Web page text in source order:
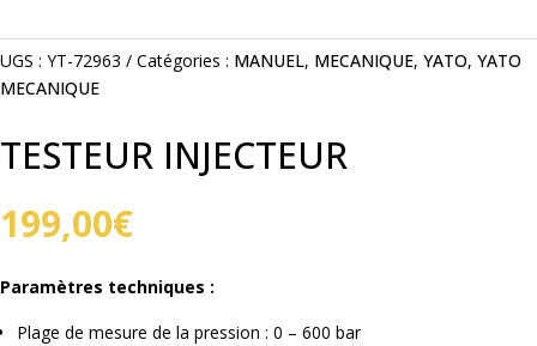
UGS : YT-72963 Catégories : MANUEL, MECANIQUE, YATO, YATO
MECANIQUE
TESTEUR INJECTEUR
199,00€
Paramètres techniques :
Plage de mesure de la pression : 0 – 600 bar